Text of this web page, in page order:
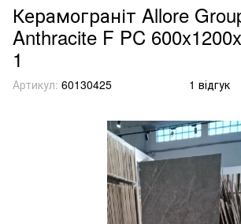
Керамограніт Allore
Anthracite F PC
1
Артикул: 60130425 1 відгук